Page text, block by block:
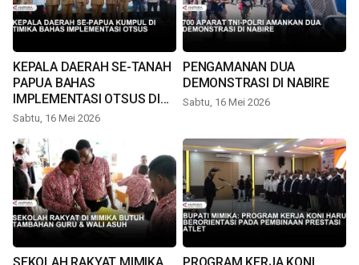
KEPALA DAERAH SE-TANAH
PAPUA BAHAS
IMPLEMENTASI OTSUS DI
TIMIKA
Sabtu, 16 Mei 2026
PENGAMANAN DUA
DEMONSTRASI DI NABIRE
Sabtu, 16 Mei 2026